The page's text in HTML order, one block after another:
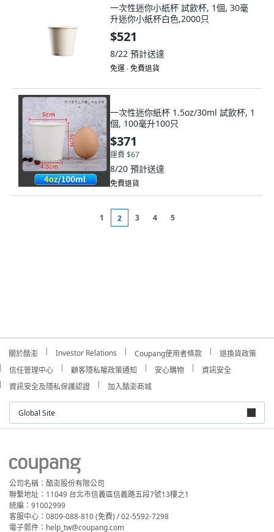
一次性迷你小紙杯 試飲杯, 1個, 30毫
升迷你小紙杯白色,2000只
$521
8/22 預計送達
免運 ∙ 免費退貨
一次性迷你紙杯 1.5oz/30ml 試飲杯, 1
個, 100毫升100只
$371
運費 $67
8/20 預計送達
免費退貨
1 2 3 4 5
關於酷澎 Investor Relations Coupang使用者條款
退換貨政策
信任管理中心
顧客隱私權政策通知 安心購物
資訊安全
資訊安全及隱私保護認證
加入酷澎商城
Global Site
公司名稱：酷澎股份有限公司
聯繫地址：11049 台北市信義區信義路五段7號13樓之1
統編：91002999
客服中心：0809-088-810 (免費) / 02-5592-7298
電子郵件：help_tw@coupang.com